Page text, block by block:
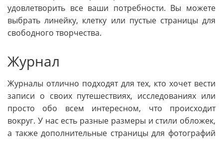
удовлетворить все ваши потребности. Вы можете
выбрать линейку, клетку или пустые страницы для
свободного творчества.
Журнал
Журналы отлично подходят для тех, кто хочет вести
записи о своих путешествиях, исследованиях или
просто обо всем интересном, что происходит
вокруг. У нас есть разные размеры и стили обложек,
а также дополнительные страницы для фотографий